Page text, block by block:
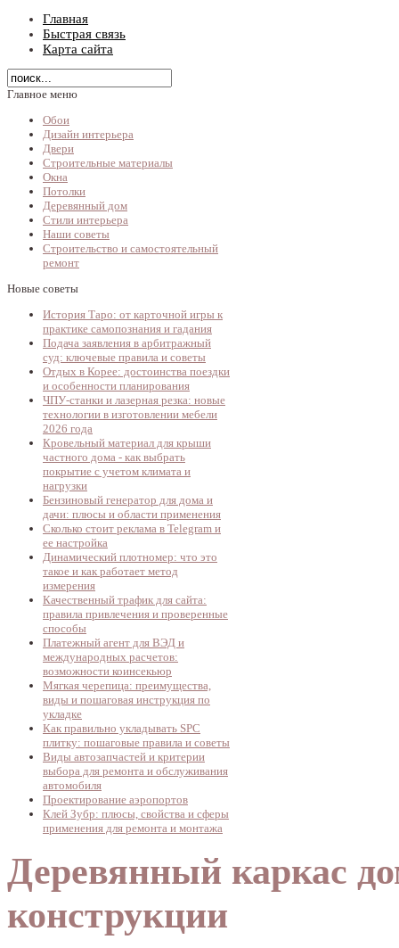
Главная
Быстрая связь
Карта сайта
Главное меню
Обои
Дизайн интерьера
Двери
Строительные материалы
Окна
Потолки
Деревянный дом
Стили интерьера
Наши советы
Строительство и самостоятельный
ремонт
Новые советы
История Таро: от карточной игры к
практике самопознания и гадания
Подача заявления в арбитражный
суд: ключевые правила и советы
Отдых в Корее: достоинства поездки
и особенности планирования
ЧПУ-станки и лазерная резка: новые
технологии в изготовлении мебели
2026 года
Кровельный материал для крыши
частного дома - как выбрать
покрытие с учетом климата и
нагрузки
Бензиновый генератор для дома и
дачи: плюсы и области применения
Сколько стоит реклама в Telegram и
ее настройка
Динамический плотномер: что это
такое и как работает метод
измерения
Качественный трафик для сайта:
правила привлечения и проверенные
способы
Платежный агент для ВЭД и
международных расчетов:
возможности коинсекьюр
Мягкая черепица: преимущества,
виды и пошаговая инструкция по
укладке
Как правильно укладывать SPC
плитку: пошаговые правила и советы
Виды автозапчастей и критерии
выбора для ремонта и обслуживания
автомобиля
Проектирование аэропортов
Клей Зубр: плюсы, свойства и сферы
применения для ремонта и монтажа
Деревянный каркас
конструкции